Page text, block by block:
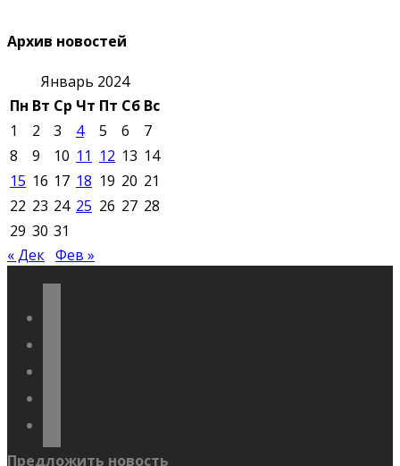
Архив новостей
Январь 2024
Пн Вт Ср Чт Пт Сб Вс
1
2 3 4 5 6
7
8
9 10 11 12 13 14
15 16 17 18 19 20 21
22 23 24 25 26 27 28
29 30 31
« Дек Фев »
Предложить новость